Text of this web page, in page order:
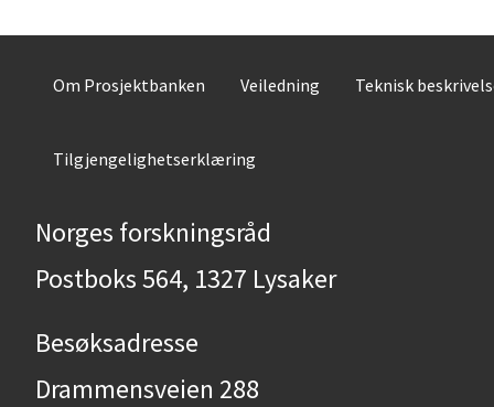
Om Prosjektbanken Veiledning Teknisk
Tilgjengelighetserklæring
Norges forskningsråd
Postboks 564, 1327 Lysaker
Besøksadresse
Drammensveien 288